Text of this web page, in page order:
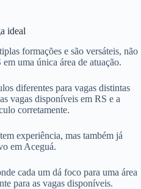
ideal
formações e são versáteis, não
uma única área de atuação.
diferentes para vagas distintas
vagas disponíveis em RS e a
corretamente.
experiência, mas também já
em Aceguá.
cada um dá foco para uma área
para as vagas disponíveis.